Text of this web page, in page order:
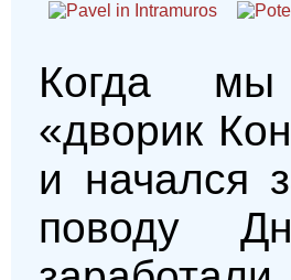
Когда мы
«дворик
и начался
поводу